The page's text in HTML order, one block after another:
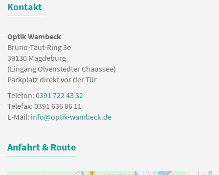
Kontakt
Optik Wambeck
Bruno-Taut-Ring 3e
39130 Magdeburg
(Eingang Olvenstedter Chaussee)
Parkplatz direkt vor der Tür
Telefon: 0391 722 43 32
Telefax: 0391 636 86 11
E-Mail: info@optik-wambeck.de
Anfahrt & Route